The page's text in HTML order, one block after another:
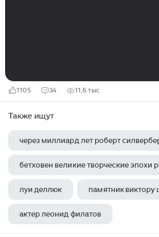
1105 34 11,6 тыс
Также ищут
через миллиард лет роберт
бетховен великие творческие эпохи
луи деллюк памятник виктору
актер леонид филатов